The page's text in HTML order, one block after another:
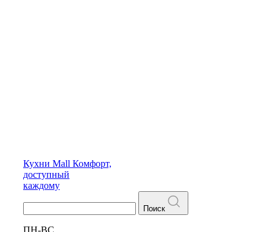
Кухни Mall Комфорт,
доступный
каждому
Поиск
ПН-ВС